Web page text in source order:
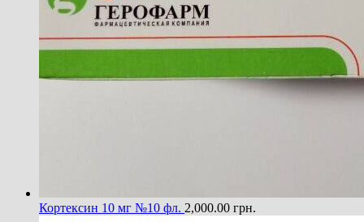
Кортексин 10 мг №10 фл. 2,000.00 грн.